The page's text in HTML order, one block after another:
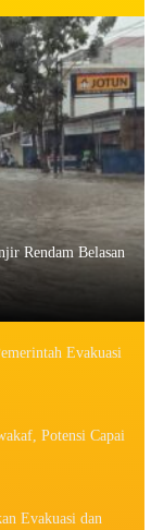
Rendam Belasan
Evakuasi
Potensi Capai
Evakuasi dan